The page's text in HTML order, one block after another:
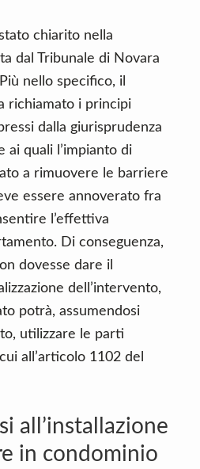
chiarito nella
dal Tribunale di Novara
nello specifico, il
richiamato i principi
dalla giurisprudenza
ai quali l’impianto di
a rimuovere le barriere
essere annoverato fra
l’effettiva
Di conseguenza,
dovesse dare il
dell’intervento,
potrà, assumendosi
utilizzare le parti
all’articolo 1102 del
all’installazione
in condominio